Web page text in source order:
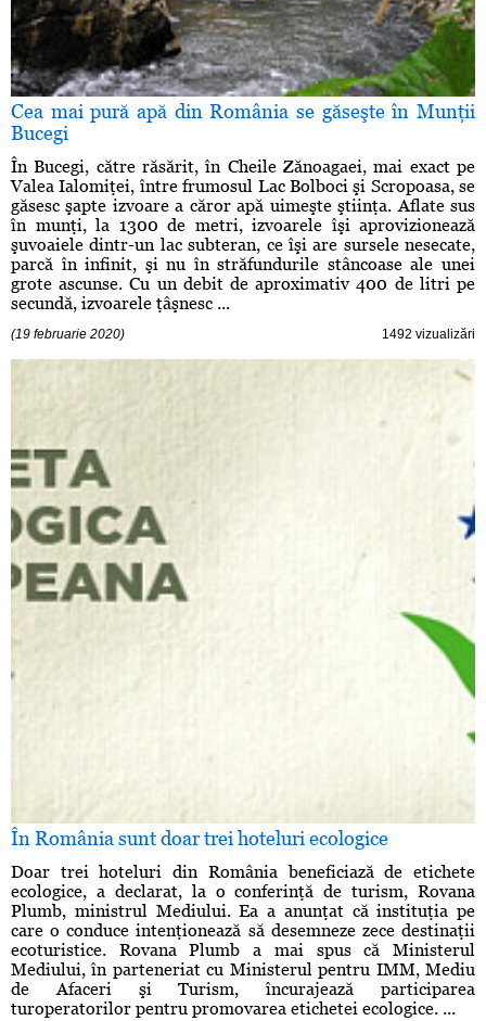
Cea mai pură apă din România se găseşte în Munţii
Bucegi
În Bucegi, către răsărit, în Cheile Zănoagaei, mai exact pe
Valea Ialomiţei, între frumosul Lac Bolboci şi Scropoasa, se
găsesc şapte izvoare a căror apă uimeşte ştiinţa. Aflate sus
în munţi, la 1300 de metri, izvoarele îşi aprovizionează
şuvoaiele dintr-un lac subteran, ce îşi are sursele nesecate,
parcă în infinit, şi nu în străfundurile stâncoase ale unei
grote ascunse. Cu un debit de aproximativ 400 de litri pe
secundă, izvoarele ţâşnesc ...
(19 februarie 2020) 1492 vizualizări
În România sunt doar trei hoteluri ecologice
Doar trei hoteluri din România beneficiază de etichete
ecologice, a declarat, la o conferinţă de turism, Rovana
Plumb, ministrul Mediului. Ea a anunţat că instituţia pe
care o conduce intenţionează să desemneze zece destinaţii
ecoturistice. Rovana Plumb a mai spus că Ministerul
Mediului, în parteneriat cu Ministerul pentru IMM, Mediu
de Afaceri şi Turism, încurajează participarea
turoperatorilor pentru promovarea etichetei ecologice. ...